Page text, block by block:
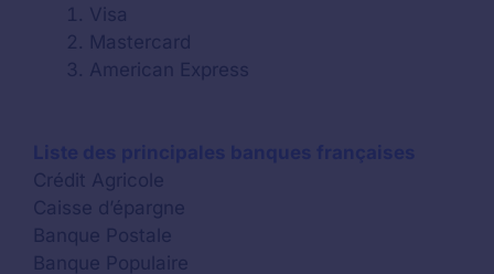
Visa
Mastercard
American Express
Crédit Agricole
Caisse d’épargne
Banque Postale
Banque Populaire